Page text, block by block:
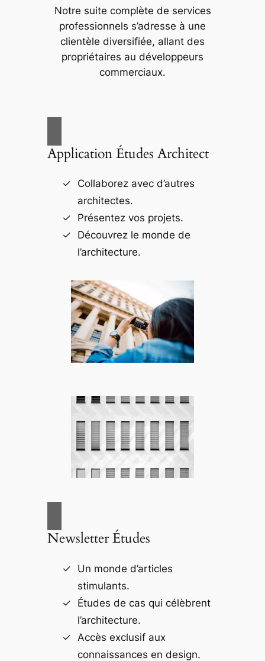
Notre suite complète de services
professionnels s’adresse à une
clientèle diversifiée, allant des
propriétaires au développeurs
commerciaux.
Application Études Architect
Collaborez avec d’autres
architectes.
Présentez vos projets.
Découvrez le monde de
l’architecture.
Newsletter Études
Un monde d’articles
stimulants.
Études de cas qui célèbrent
l’architecture.
Accès exclusif aux
connaissances en design.